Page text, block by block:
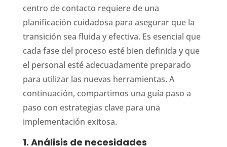
centro de contacto requiere de una
planificación cuidadosa para asegurar que la
transición sea fluida y efectiva. Es esencial que
cada fase del proceso esté bien definida y que
el personal esté adecuadamente preparado
para utilizar las nuevas herramientas. A
continuación, compartimos una guía paso a
paso con estrategias clave para una
implementación exitosa.
1. Análisis de necesidades